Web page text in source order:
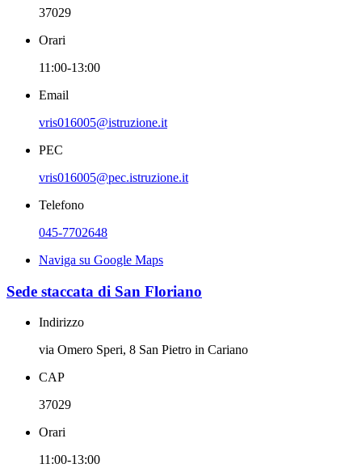
37029
Orari
11:00-13:00
Email
vris016005@istruzione.it
PEC
vris016005@pec.istruzione.it
Telefono
045-7702648
Naviga su Google Maps
Sede staccata di San Floriano
Indirizzo
via Omero Speri, 8 San Pietro in Cariano
CAP
37029
Orari
11:00-13:00